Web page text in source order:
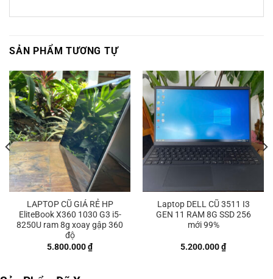
SẢN PHẨM TƯƠNG TỰ
LAPTOP CŨ GIÁ RẺ HP
EliteBook X360 1030 G3 i5-
8250U ram 8g xoay gập 360
độ
5.800.000₫
Laptop DELL CŨ 3511 I3
GEN 11 RAM 8G SSD 256
mới 99%
5.200.000₫